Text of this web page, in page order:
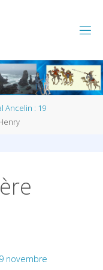
Ancelin : 19
novembre